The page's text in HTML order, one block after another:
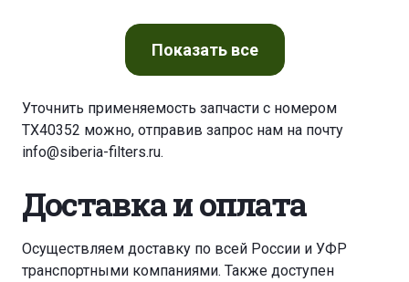
Показатьвсе
Уточнить применяемость запчасти с номером
TX40352 можно, отправив запрос нам на почту
info@siberia-filters.ru.
Доставка и оплата
Осуществляем доставку по всей России и УФР
транспортными компаниями. Также доступен